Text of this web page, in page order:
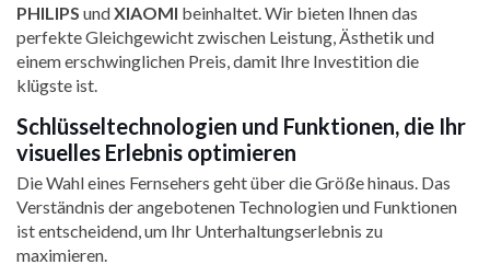
PHILIPS undXIAOMI beinhaltet. Wir bieten Ihnen das
perfekte Gleichgewicht zwischen Leistung, Ästhetik und
einem erschwinglichen Preis, damit Ihre Investition die
klügste ist.
Schlüsseltechnologien und Funktionen, die Ihr
visuelles Erlebnis optimieren
Die Wahl eines Fernsehers geht über die Größe hinaus. Das
Verständnis der angebotenen Technologien und Funktionen
ist entscheidend, um Ihr Unterhaltungserlebnis zu
maximieren.